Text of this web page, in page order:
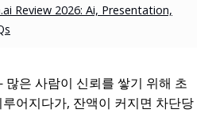
Review 2026: Ai, Presentation,
은 사람이 신뢰를 쌓기 위해 초
어지다가, 잔액이 커지면 차단당